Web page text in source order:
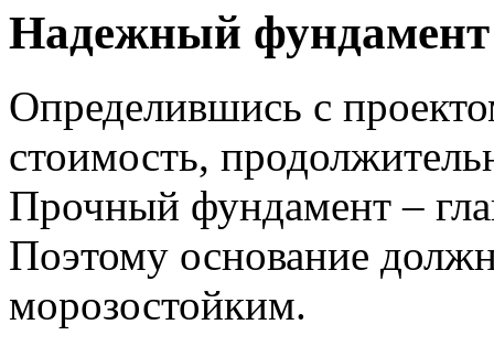
Надежный фундамент
Определившись с
стоимость,
Прочный фундамент –
Поэтому основание
морозостойким.